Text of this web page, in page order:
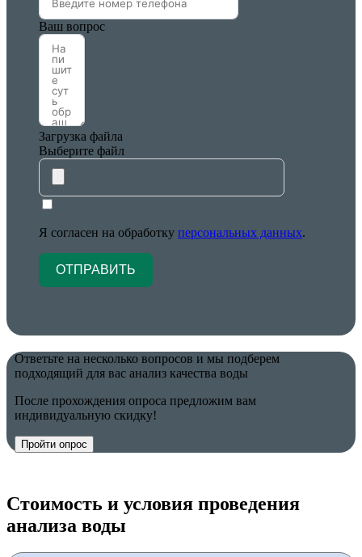
Ваш вопрос
Загрузка файла
Выберите файл
Я согласен на обработку персональных данных.
ОТПРАВИТЬ
Ответьте на несколько вопросов и мы подберем
подходящий для вас анализ качества воды
После прохождения опроса предложим вам
индивидуальную скидку!
Пройти опрос
Стоимость и условия проведения
анализа воды